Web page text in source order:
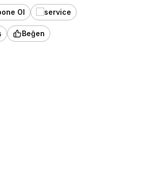
Ol
Beğen